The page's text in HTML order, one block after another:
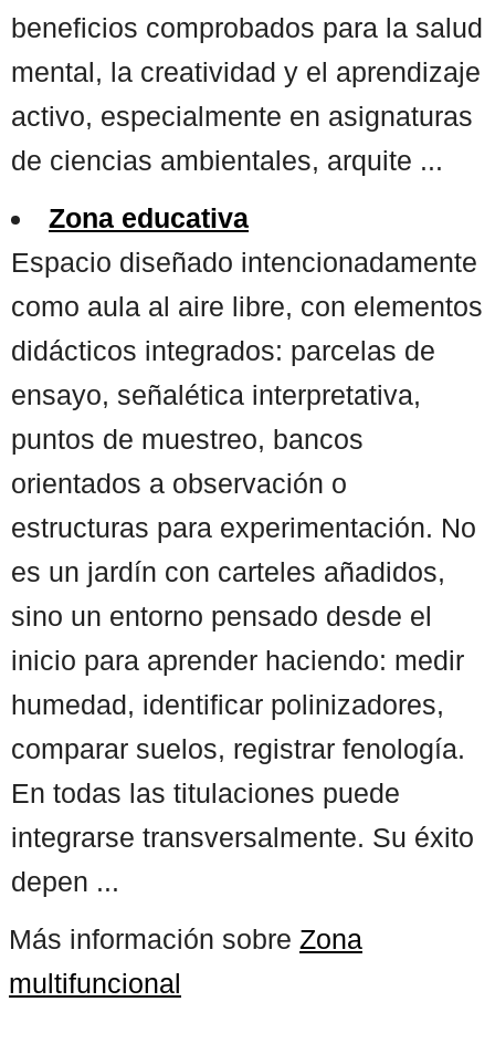
beneficios comprobados para la salud
mental, la creatividad y el aprendizaje
activo, especialmente en asignaturas
de ciencias ambientales, arquite ...
Zona educativa
Espacio diseñado intencionadamente
como aula al aire libre, con elementos
didácticos integrados: parcelas de
ensayo, señalética interpretativa,
puntos de muestreo, bancos
orientados a observación o
estructuras para experimentación. No
es un jardín con carteles añadidos,
sino un entorno pensado desde el
inicio para aprender haciendo: medir
humedad, identificar polinizadores,
comparar suelos, registrar fenología.
En todas las titulaciones puede
integrarse transversalmente. Su éxito
depen ...
Más información sobre Zona
multifuncional